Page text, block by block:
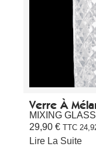
Verre À
MIXING GLASS
29,90 € TTC
Lire La Suite